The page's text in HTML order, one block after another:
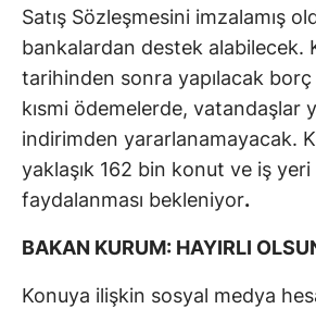
Satış Sözleşmesini imzalamış
bankalardan destek alabilecek.
tarihinden sonra yapılacak
kısmi ödemelerde, vatandaşlar
indirimden yararlanamayacak.
yaklaşık 162 bin konut ve iş
faydalanması bekleniyor.
BAKAN KURUM: HAYIRLI
Konuya ilişkin sosyal medya